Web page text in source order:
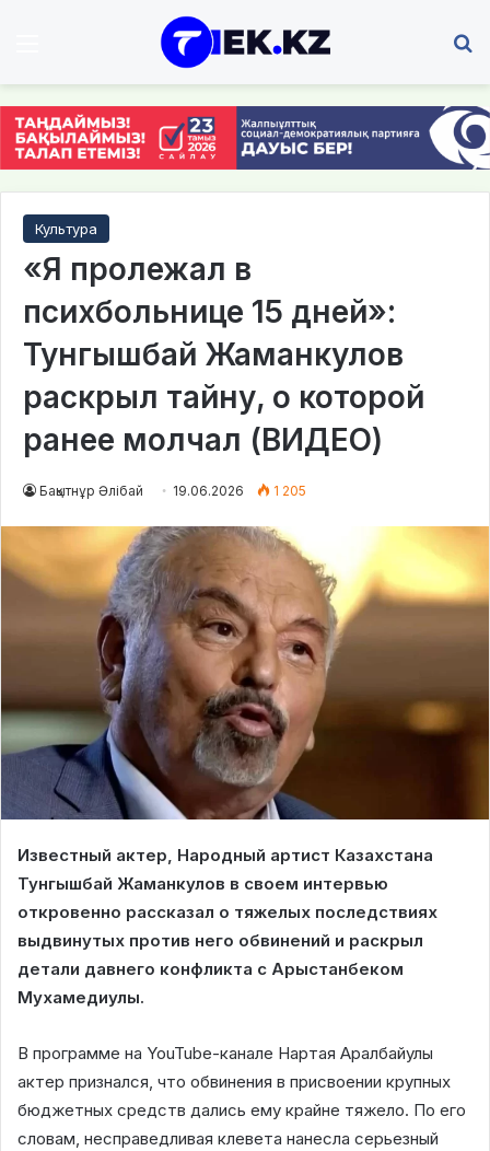
Культура
«Я пролежал в
психбольнице 15 дней»:
Тунгышбай Жаманкулов
раскрыл тайну, о которой
ранее молчал (ВИДЕО)
Бақытнұр Әлібай 19.06.2026 1 205
Известный актер, Народный артист Казахстана
Тунгышбай Жаманкулов в своем интервью
откровенно рассказал о тяжелых последствиях
выдвинутых против него обвинений и раскрыл
детали давнего конфликта с Арыстанбеком
Мухамедиулы.
В программе на YouTube-канале Нартая Аралбайулы
актер признался, что обвинения в присвоении крупных
бюджетных средств дались ему крайне тяжело. По его
словам, несправедливая клевета нанесла серьезный